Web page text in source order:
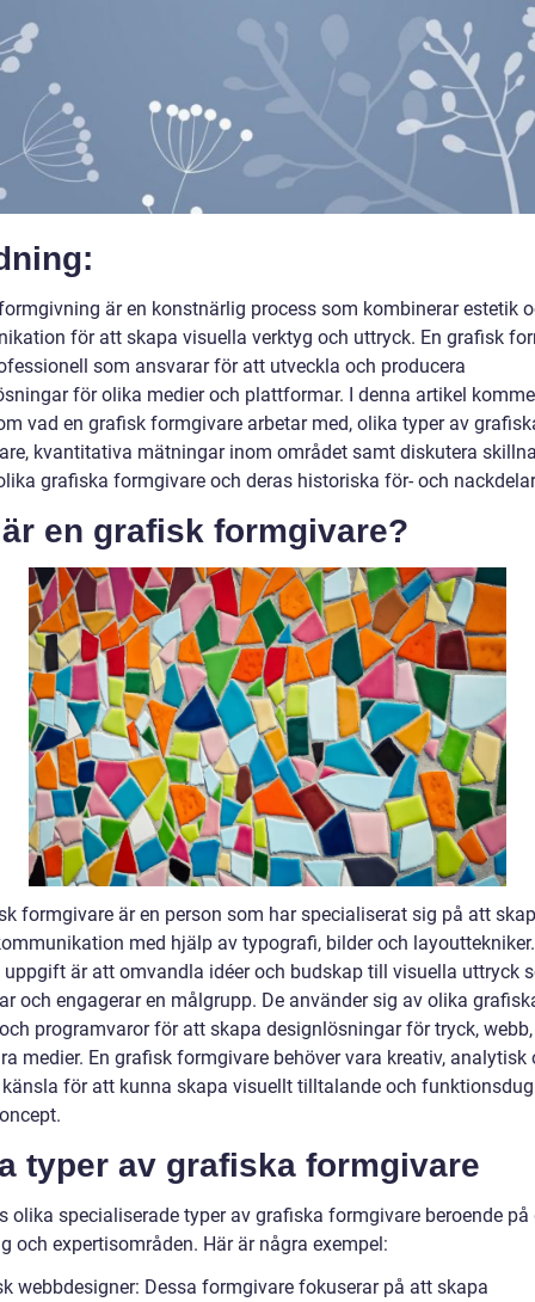
är en konstnärlig process som kombinerar estetik
för att skapa visuella verktyg och uttryck. En grafisk
som ansvarar för att utveckla och producera
för olika medier och plattformar. I denna artikel
vad en grafisk formgivare arbetar med, olika typer av
kvantitativa mätningar inom området samt diskutera
grafiska formgivare och deras historiska för- och
en grafisk formgivare?
formgivare är en person som har specialiserat sig på att
med hjälp av typografi, bilder och
är att omvandla idéer och budskap till visuella uttryck
och engagerar en målgrupp. De använder sig av olika
programvaror för att skapa designlösningar för tryck,
medier. En grafisk formgivare behöver vara kreativ, analytisk
för att kunna skapa visuellt tilltalande och
typer av grafiska formgivare
olika specialiserade typer av grafiska formgivare beroende på
och expertisområden. Här är några exempel:
webbdesigner: Dessa formgivare fokuserar på att skapa